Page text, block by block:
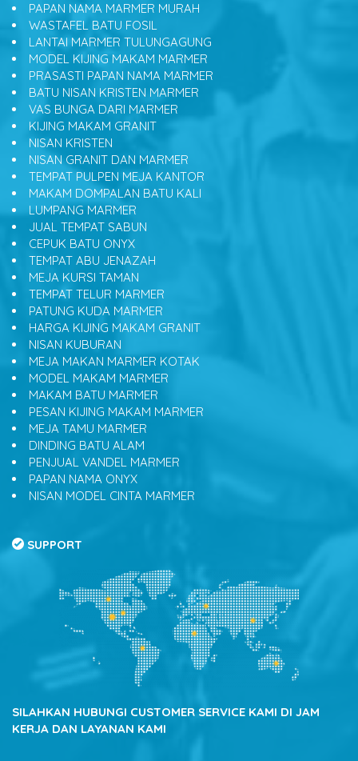
PAPAN NAMA MARMER MURAH
WASTAFEL BATU FOSIL
LANTAI MARMER TULUNGAGUNG
MODEL KIJING MAKAM MARMER
PRASASTI PAPAN NAMA MARMER
BATU NISAN KRISTEN MARMER
VAS BUNGA DARI MARMER
KIJING MAKAM GRANIT
NISAN KRISTEN
NISAN GRANIT DAN MARMER
TEMPAT PULPEN MEJA KANTOR
MAKAM DOMPALAN BATU KALI
LUMPANG MARMER
JUAL TEMPAT SABUN
CEPUK BATU ONYX
TEMPAT ABU JENAZAH
MEJA KURSI TAMAN
TEMPAT TELUR MARMER
PATUNG KUDA MARMER
HARGA KIJING MAKAM GRANIT
NISAN KUBURAN
MEJA MAKAN MARMER KOTAK
MODEL MAKAM MARMER
MAKAM BATU MARMER
PESAN KIJING MAKAM MARMER
MEJA TAMU MARMER
DINDING BATU ALAM
PENJUAL VANDEL MARMER
PAPAN NAMA ONYX
NISAN MODEL CINTA MARMER
SUPPORT
SILAHKAN HUBUNGI CUSTOMER SERVICE KAMI DI JAM
KERJA DAN LAYANAN KAMI